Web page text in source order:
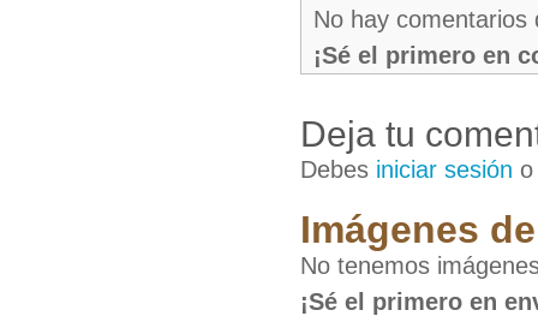
No hay
¡Sé el primero en
Deja tu
Debes iniciar sesión
Imágenes
No tenemos
¡Sé el primero en